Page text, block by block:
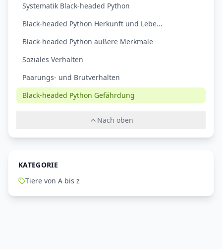
Systematik Black-headed Python
Black-headed Python Herkunft und Lebe...
Black-headed Python äußere Merkmale
Soziales Verhalten
Paarungs- und Brutverhalten
Black-headed Python Gefährdung
Nach oben
KATEGORIE
Tiere von A bis z